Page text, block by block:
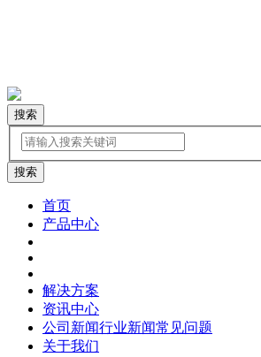
搜索
首页
产品中心
解决方案
资讯中心
公司新闻行业新闻常见问题
关于我们